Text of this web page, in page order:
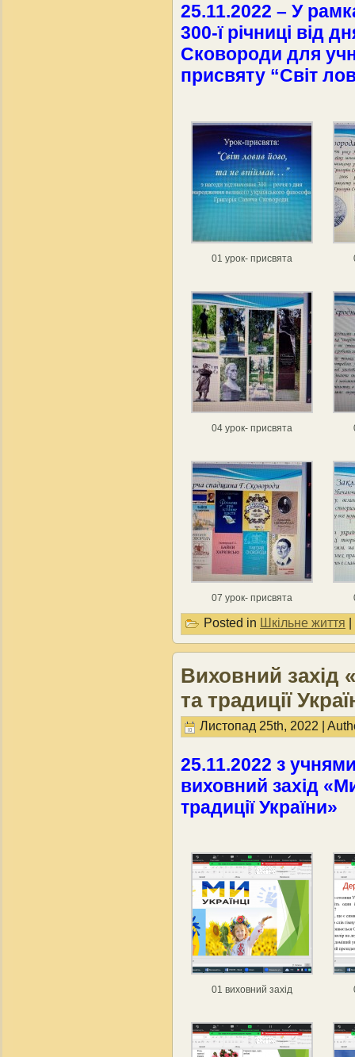
25.11.2022 – У
300-ї річниці від
Сковороди для
присвяту “Світ
01 урок- присвята
04 урок- присвята
07 урок- присвята
Posted in Шкільне життя |
Виховний захід
та традиції
Листопад 25th, 2022 |
25.11.2022 з
виховний захід
традиції України»
01 виховний захід